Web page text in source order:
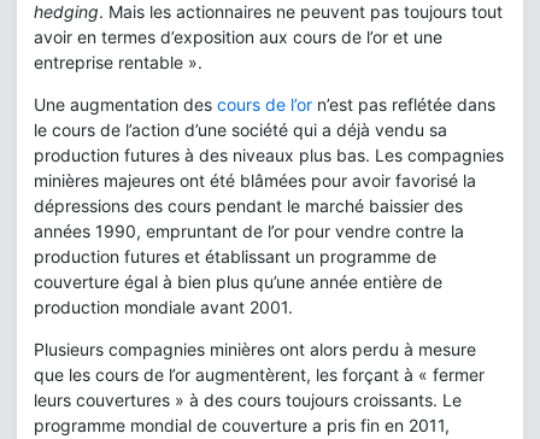
hedging. Mais les actionnaires ne peuvent pas toujours tout
avoir en termes d’exposition aux cours de l’or et une
entreprise rentable ».
Une augmentation des cours de l’or n’est pas reflétée dans
le cours de l’action d’une société qui a déjà vendu sa
production futures à des niveaux plus bas. Les compagnies
minières majeures ont été blâmées pour avoir favorisé la
dépressions des cours pendant le marché baissier des
années 1990, empruntant de l’or pour vendre contre la
production futures et établissant un programme de
couverture égal à bien plus qu’une année entière de
production mondiale avant 2001.
Plusieurs compagnies minières ont alors perdu à mesure
que les cours de l’or augmentèrent, les forçant à « fermer
leurs couvertures » à des cours toujours croissants. Le
programme mondial de couverture a pris fin en 2011,